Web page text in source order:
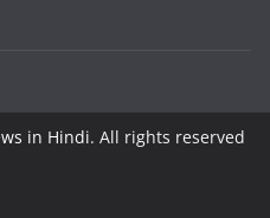
in Hindi. All rights reserved